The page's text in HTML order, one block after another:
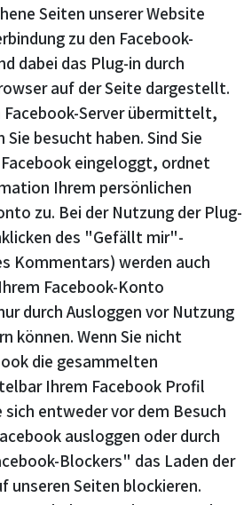
Seiten unserer Website
zu den Facebook-
dabei das Plug-in durch
auf der Seite dargestellt.
Facebook-Server übermittelt,
besucht haben. Sind Sie
eingeloggt, ordnet
Ihrem persönlichen
zu. Bei der Nutzung der Plug-
des "Gefällt mir"-
Kommentars) werden auch
Facebook-Konto
durch Ausloggen vor Nutzung
können. Wenn Sie nicht
die gesammelten
Ihrem Facebook Profil
entweder vor dem Besuch
ausloggen oder durch
Blockers" das Laden der
unseren Seiten blockieren.